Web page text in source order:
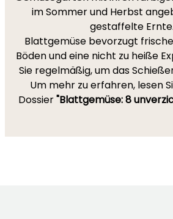
im Sommer und Herbst
gestaffelte Ernte.
Blattgemüse bevorzugt
Böden und eine nicht zu heiße
Sie regelmäßig, um das
Um mehr zu erfahren, lesen
Dossier"Blattgemüse: 8